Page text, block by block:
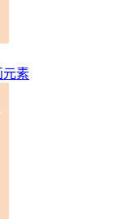
元素